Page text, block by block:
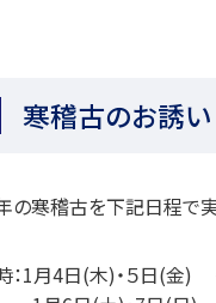
寒稽古のお誘い
の寒稽古を下記日程で実
1月4日(木)・５日(金)